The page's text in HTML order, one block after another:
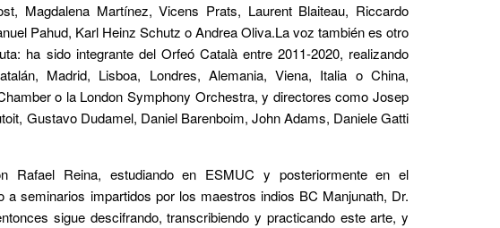
Magdalena Martínez, Vicens Prats, Laurent Blaiteau, Riccardo
Pahud, Karl Heinz Schutz o Andrea Oliva.La voz también es otro
ha sido integrante del Orfeó Català entre 2011-2020, realizando
Madrid, Lisboa, Londres, Alemania, Viena, Italia o China,
o la London Symphony Orchestra, y directores como Josep
Gustavo Dudamel, Daniel Barenboim, John Adams, Daniele Gatti
Rafael Reina, estudiando en ESMUC y posteriormente en el
seminarios impartidos por los maestros indios BC Manjunath, Dr.
sigue descifrando, transcribiendo y practicando este arte, y